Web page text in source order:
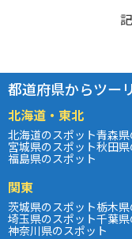
都道府県からツー
北海道・東北
北海道のスポット青森
宮城県のスポット秋田
福島県のスポット
関東
茨城県のスポット栃木
埼玉県のスポット千葉
神奈川県のスポット